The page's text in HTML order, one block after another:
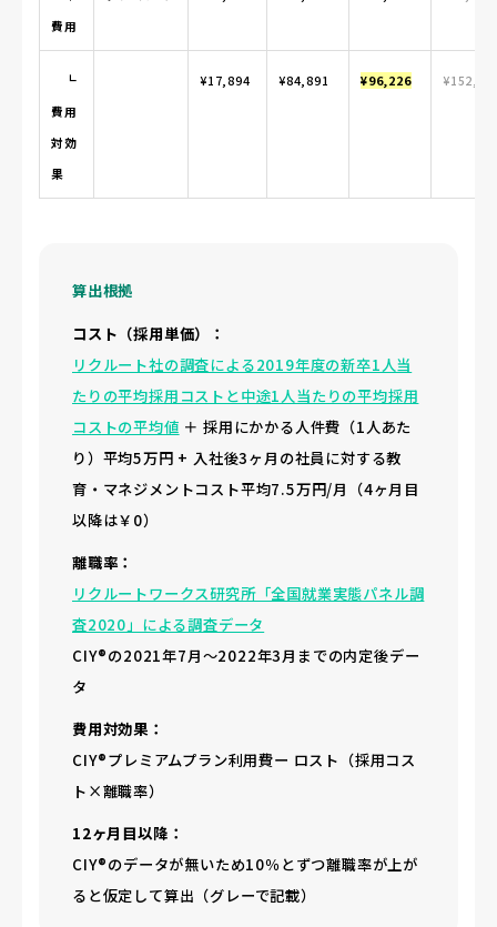
費用
┗
費用
対効
果
¥17,894 ¥84,891 ¥96,226
算出根拠
コスト（採用単価）：
リクルート社の調査による2019年度の新卒1人当
たりの平均採用コストと中途1人当たりの平均採用
コストの平均値 ＋採用にかかる人件費（1人あた
り）平均5万円 + 入社後3ヶ月の社員に対する教
育・マネジメントコスト平均7.5万円/月（4ヶ月目
以降は￥0）
離職率：
リクルートワークス研究所「全国就業実態パネル調
査2020」による調査データ
CIY®の2021年7月〜2022年3月までの内定後デー
タ
費用対効果：
CIY®プレミアムプラン利用費ー ロスト（採用コス
ト×離職率）
12ヶ月目以降：
CIY®のデータが無いため10％とずつ離職率が上が
ると仮定して算出（グレーで記載）